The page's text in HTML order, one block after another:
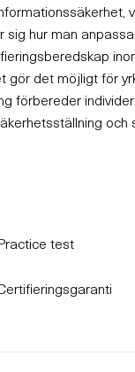
hur man
gör det möjligt för
förbereder
test